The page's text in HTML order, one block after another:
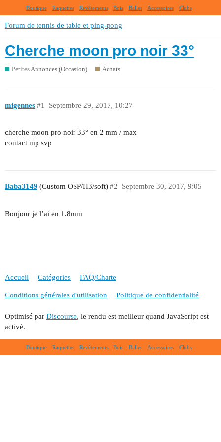
Boutique Raquettes Revêtements Bois Balles Accessoires Clubs
Forum de tennis de table et ping-pong
Cherche moon pro noir 33°
Petites Annonces (Occasion) Achats
migennes Septembre 29, 2017, 10:27
#1
cherche moon pro noir 33° en 2 mm / max
contact mp svp
Baba3149 (Custom OSP/H3/soft) Septembre 30, 2017, 9:05
#2
Bonjour je l’ai en 1.8mm
Accueil Catégories FAQ/Charte
Conditions générales d'utilisation Politique de confidentialité
Optimisé par Discourse, le rendu est meilleur quand JavaScript est
activé.
Boutique Raquettes Revêtements Bois Balles Accessoires Clubs